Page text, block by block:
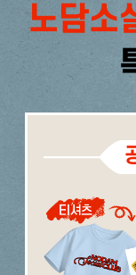
노담소